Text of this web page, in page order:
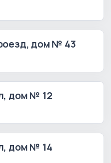
дом № 43
дом № 12
дом № 14